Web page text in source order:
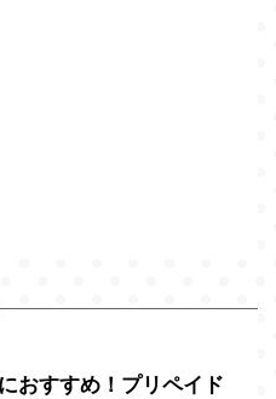
おすすめ！プリペイド